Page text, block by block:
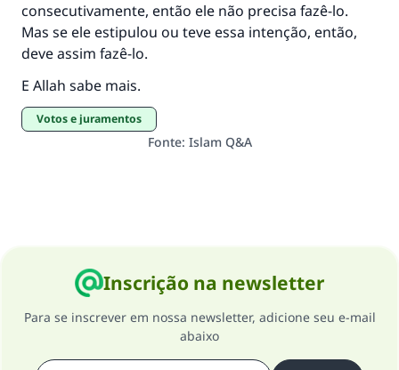
consecutivamente, então ele não precisa fazê-lo.
Mas se ele estipulou ou teve essa intenção, então,
deve assim fazê-lo.
E Allah sabe mais.
Votos e juramentos
Fonte: Islam Q&A
Inscrição na newsletter
Para se inscrever em nossa newsletter, adicione seu e-mail
abaixo